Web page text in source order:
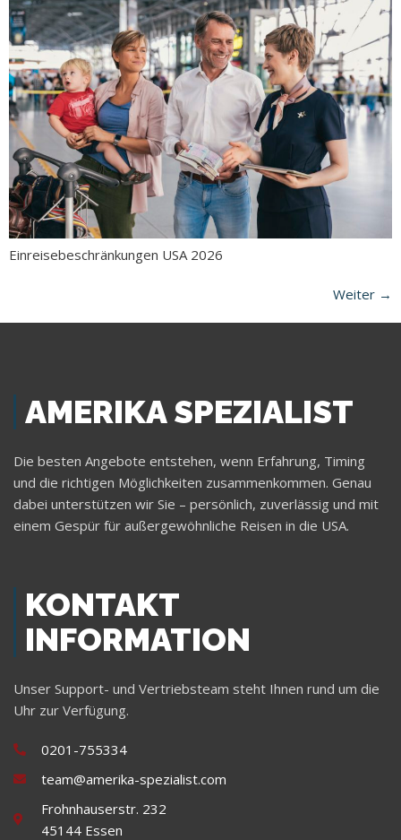
Einreisebeschränkungen USA 2026
Weiter →
AMERIKA SPEZIALIST
Die besten Angebote entstehen, wenn Erfahrung, Timing
und die richtigen Möglichkeiten zusammenkommen. Genau
dabei unterstützen wir Sie – persönlich, zuverlässig und mit
einem Gespür für außergewöhnliche Reisen in die USA.
KONTAKT
INFORMATION
Unser Support- und Vertriebsteam steht Ihnen rund um die
Uhr zur Verfügung.
0201-755334
team@amerika-spezialist.com
Frohnhauserstr. 232
45144 Essen